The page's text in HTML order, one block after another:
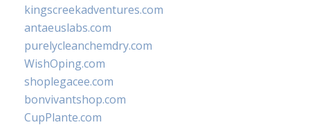
kingscreekadventures.com
antaeuslabs.com
purelycleanchemdry.com
WishOping.com
shoplegacee.com
bonvivantshop.com
CupPlante.com